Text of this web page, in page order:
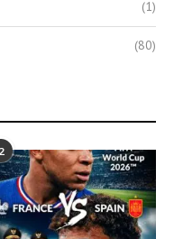
(1)
(80)
2